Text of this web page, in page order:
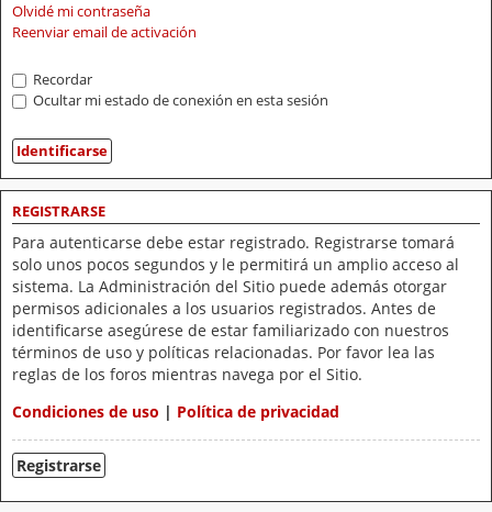
Olvidé mi contraseña
Reenviar email de activación
Recordar
Ocultar mi estado de conexión en esta sesión
REGISTRARSE
Para autenticarse debe estar registrado. Registrarse tomará
solo unos pocos segundos y le permitirá un amplio acceso al
sistema. La Administración del Sitio puede además otorgar
permisos adicionales a los usuarios registrados. Antes de
identificarse asegúrese de estar familiarizado con nuestros
términos de uso y políticas relacionadas. Por favor lea las
reglas de los foros mientras navega por el Sitio.
Condiciones de uso | Política de privacidad
Registrarse